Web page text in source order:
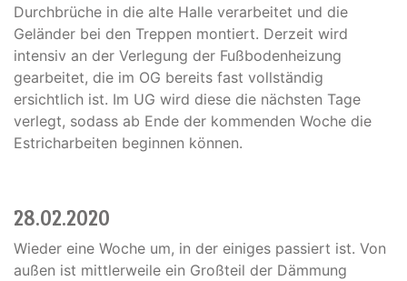
Durchbrüche in die alte Halle verarbeitet und die
Geländer bei den Treppen montiert. Derzeit wird
intensiv an der Verlegung der Fußbodenheizung
gearbeitet, die im OG bereits fast vollständig
ersichtlich ist. Im UG wird diese die nächsten Tage
verlegt, sodass ab Ende der kommenden Woche die
Estricharbeiten beginnen können.
28.02.2020
Wieder eine Woche um, in der einiges passiert ist. Von
außen ist mittlerweile ein Großteil der Dämmung